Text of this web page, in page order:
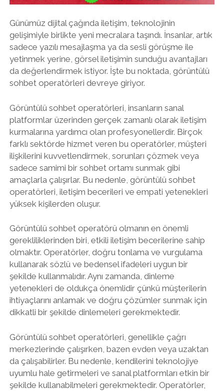
Günümüz dijital çağında iletişim, teknolojinin
gelişimiyle birlikte yeni mecralara taşındı. İnsanlar, artık
sadece yazılı mesajlaşma ya da sesli görüşme ile
yetinmek yerine, görsel iletişimin sunduğu avantajları
da değerlendirmek istiyor. İşte bu noktada, görüntülü
sohbet operatörleri devreye giriyor.
Görüntülü sohbet operatörleri, insanların sanal
platformlar üzerinden gerçek zamanlı olarak iletişim
kurmalarına yardımcı olan profesyonellerdir. Birçok
farklı sektörde hizmet veren bu operatörler, müşteri
ilişkilerini kuvvetlendirmek, sorunları çözmek veya
sadece samimi bir sohbet ortamı sunmak gibi
amaçlarla çalışırlar. Bu nedenle, görüntülü sohbet
operatörleri, iletişim becerileri ve empati yetenekleri
yüksek kişilerden oluşur.
Görüntülü sohbet operatörü olmanın en önemli
gerekliliklerinden biri, etkili iletişim becerilerine sahip
olmaktır. Operatörler, doğru tonlama ve vurgulama
kullanarak sözlü ve bedensel ifadeleri uygun bir
şekilde kullanmalıdır. Aynı zamanda, dinleme
yetenekleri de oldukça önemlidir çünkü müşterilerin
ihtiyaçlarını anlamak ve doğru çözümler sunmak için
dikkatli bir şekilde dinlemeleri gerekmektedir.
Görüntülü sohbet operatörleri, genellikle çağrı
merkezlerinde çalışırken, bazen evden veya uzaktan
da çalışabilirler. Bu nedenle, kendilerini teknolojiye
uyumlu hale getirmeleri ve sanal platformları etkin bir
şekilde kullanabilmeleri gerekmektedir. Operatörler,